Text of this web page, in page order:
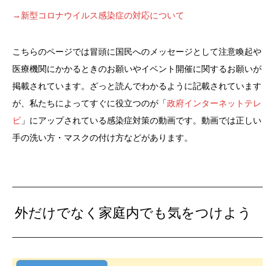
→新型コロナウイルス感染症の対応について
こちらのページでは冒頭に国民へのメッセージとして注意喚起や
医療機関にかかるときのお願いやイベント開催に関するお願いが
掲載されています。ざっと読んでわかるように記載されています
が、私たちによってすぐに役立つのが「政府インターネットテレ
ビ 」にアップされている感染症対策の動画です。動画では正しい
手の洗い方・マスクの付け方などがあります。
外だけでなく家庭内でも気をつけよう